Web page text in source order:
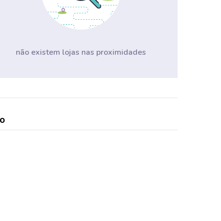
não existem lojas nas proximidades